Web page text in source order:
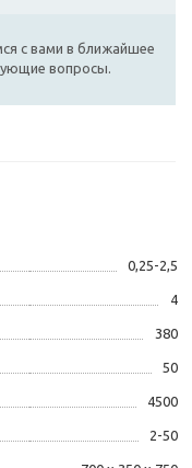
с вами в ближайшее
вопросы.
0,25-2,5
4
380
50
4500
2-50